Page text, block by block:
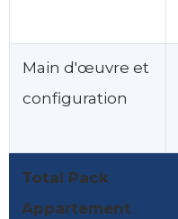
Main d'œuvre et
configuration
Total Pack
Appartement